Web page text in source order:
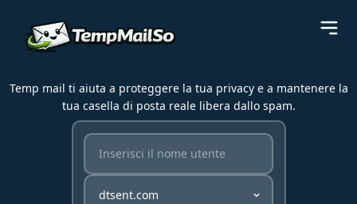
Temp mail ti aiuta a proteggere la tua privacy e a mantenere la
tua casella di posta reale libera dallo spam.